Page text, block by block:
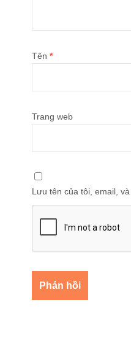
Tên *
Trang web
Lưu tên của tôi, email,